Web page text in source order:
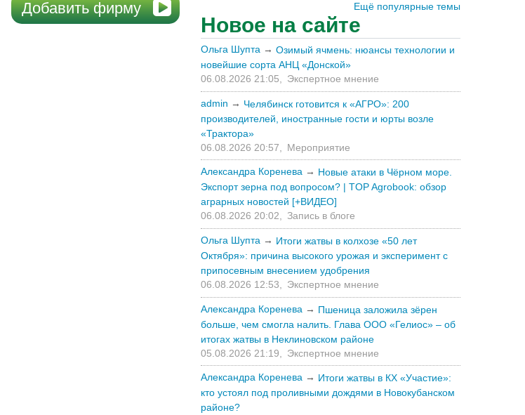
Добавить фирму Ещё популярные темы
Новое на сайте
Ольга Шупта → Озимый ячмень: нюансы технологии и
новейшие сорта АНЦ «Донской»
06.08.2026 21:05,
Экспертное мнение
admin → Челябинск готовится к «АГРО»: 200
производителей, иностранные гости и юрты возле
«Трактора»
06.08.2026 20:57,
Мероприятие
Александра Коренева → Новые атаки в Чёрном море.
Экспорт зерна под вопросом? | TOP Agrobook: обзор
аграрных новостей [+ВИДЕО]
06.08.2026 20:02, Запись в блоге
Ольга Шупта → Итоги жатвы в колхозе «50 лет
Октября»: причина высокого урожая и эксперимент с
припосевным внесением удобрения
06.08.2026 12:53,
Экспертное мнение
Александра Коренева → Пшеница заложила зёрен
больше, чем смогла налить. Глава ООО «Гелиос» – об
итогах жатвы в Неклиновском районе
05.08.2026 21:19,
Экспертное мнение
Александра Коренева → Итоги жатвы в КХ «Участие»:
кто устоял под проливными дождями в Новокубанском
районе?